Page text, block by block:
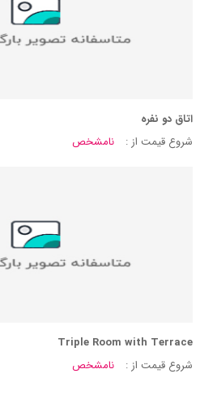
اتاق دو نفره
شروع قیمت از :
نامشخص
Triple Room with Terrace
شروع قیمت از :
نامشخص